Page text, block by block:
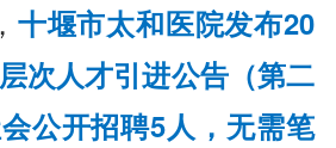
十堰市太和医院发布20
次人才引进公告（第二
公开招聘5人，无需笔